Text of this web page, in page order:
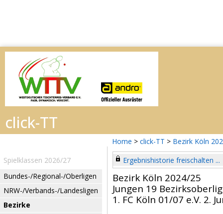
Home > click-TT > Bezirk Köln
Spielklassen 2026/27
Bundes-/Regional-/Oberligen
NRW-/Verbands-/Landesligen
Bezirke
Ergebnishistorie freischalten ...
Bezirk Köln 2024/25
Jungen 19
1. FC Köln 01/07 e.V. 2.